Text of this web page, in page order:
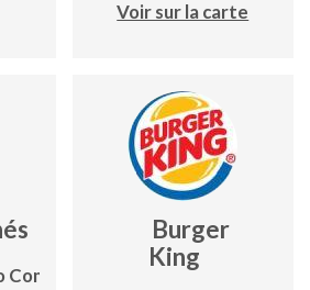
Voir sur la carte
Biblos 1
Burger
King